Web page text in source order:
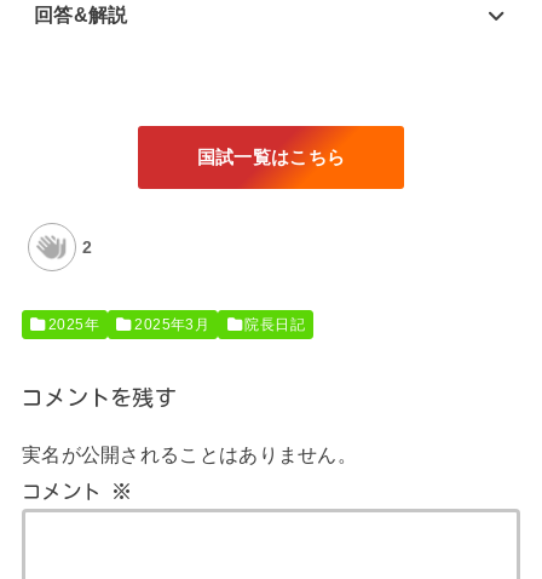
回答&解説
国試一覧はこちら
2
2025年 2025年3月 院長日記
コメントを残す
実名が公開されることはありません。
コメント ※